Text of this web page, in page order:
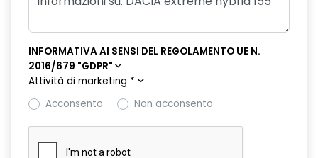
INFORMATIVA AI SENSI DEL REGOLAMENTO UE N.
2016/679 "GDPR"
Attività di marketing *
Acconsento
Non acconsento